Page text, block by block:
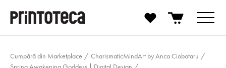
Cumpără din Marketplace
Charis­ma­tic­MindArt by Anca Ciobotaru